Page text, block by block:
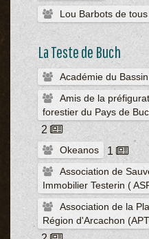
Lou Barbots de
La Teste de Buch
Académie du
Amis de la
forestier du Pays de
2
Okeanos 1
Association de
Immobilier Testerin (
Association de la
Région d'Arcachon